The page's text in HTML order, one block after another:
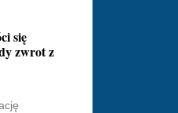
się
zwrot z